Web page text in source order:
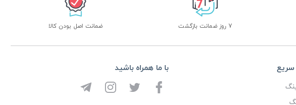
7 روز ضمانت بازگشت ضمانت اصل بودن کالا
با ما همراه باشید